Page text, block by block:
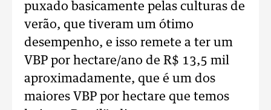
puxado basicamente pelas culturas de
verão, que tiveram um ótimo
desempenho, e isso remete a ter um
VBP por hectare/ano de R$ 13,5 mil
aproximadamente, que é um dos
maiores VBP por hectare que temos